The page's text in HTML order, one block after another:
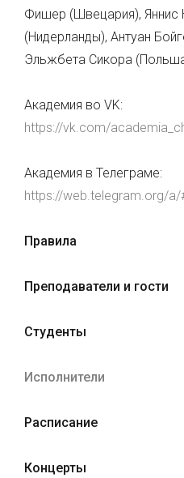
Фишер (Швецария), Яннис
(Нидерланды), Антуан
Эльжбета Сикора
Академия во VK:
https://vk.com/
Академия в Телеграме:
https://web.telegram.org/
Правила
Преподаватели и гости
Студенты
Исполнители
Расписание
Концерты